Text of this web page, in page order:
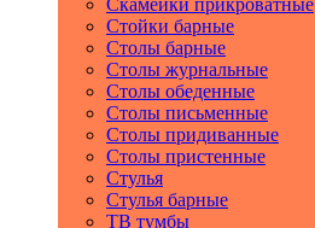
Скамейки прикроватные
Стойки барные
Столы барные
Столы журнальные
Столы обеденные
Столы письменные
Столы придиванные
Столы пристенные
Стулья
Стулья барные
ТВ тумбы